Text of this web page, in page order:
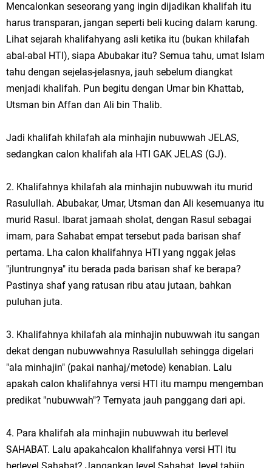
Mencalonkan seseorang yang ingin dijadikan khalifah itu
harus transparan, jangan seperti beli kucing dalam karung.
Lihat sejarah khalifahyang asli ketika itu (bukan khilafah
abal-abal HTI), siapa Abubakar itu? Semua tahu, umat Islam
tahu dengan sejelas-jelasnya, jauh sebelum diangkat
menjadi khalifah. Pun begitu dengan Umar bin Khattab,
Utsman bin Affan dan Ali bin Thalib.
Jadi khalifah khilafah ala minhajin nubuwwah JELAS,
sedangkan calon khalifah ala HTI GAK JELAS (GJ).
2. Khalifahnya khilafah ala minhajin nubuwwah itu murid
Rasulullah. Abubakar, Umar, Utsman dan Ali kesemuanya itu
murid Rasul. Ibarat jamaah sholat, dengan Rasul sebagai
imam, para Sahabat empat tersebut pada barisan shaf
pertama. Lha calon khalifahnya HTI yang nggak jelas
"jluntrungnya" itu berada pada barisan shaf ke berapa?
Pastinya shaf yang ratusan ribu atau jutaan, bahkan
puluhan juta.
3. Khalifahnya khilafah ala minhajin nubuwwah itu sangan
dekat dengan nubuwwahnya Rasulullah sehingga digelari
"ala minhajin" (pakai nanhaj/metode) kenabian. Lalu
apakah calon khalifahnya versi HTI itu mampu mengemban
predikat "nubuwwah"? Ternyata jauh panggang dari api.
4. Para khalifah ala minhajin nubuwwah itu berlevel
SAHABAT. Lalu apakahcalon khalifahnya versi HTI itu